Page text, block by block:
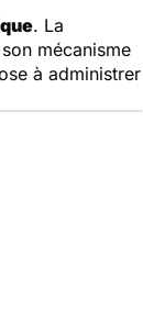
. La
mécanisme
à administrer